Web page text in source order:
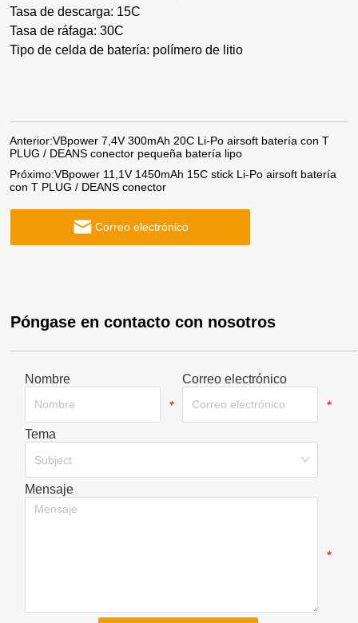
Tasa de descarga: 15C
Tasa de ráfaga: 30C
Tipo de celda de batería: polímero de litio
Anterior:VBpower 7,4V 300mAh 20C Li-Po airsoft batería con T
PLUG / DEANS conector pequeña batería lipo
Próximo:VBpower 11,1V 1450mAh 15C stick Li-Po airsoft batería
con T PLUG / DEANS conector
Correo electrónico
Póngase en contacto con nosotros
Nombre
*
Correo electrónico
*
Tema
Subject
Mensaje
*